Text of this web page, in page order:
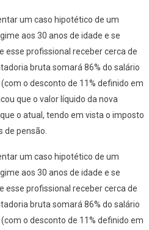
um caso hipotético de um
aos 30 anos de idade e se
esse profissional receber cerca de
bruta somará 86% do salário
o desconto de 11% definido em
que o valor líquido da nova
o atual, tendo em vista o imposto
de pensão.
um caso hipotético de um
aos 30 anos de idade e se
esse profissional receber cerca de
bruta somará 86% do salário
o desconto de 11% definido em